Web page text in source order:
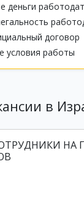
деньги
договор
условия работы
в
НА